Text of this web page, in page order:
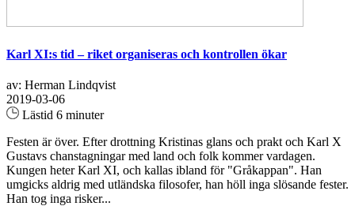
Karl XI:s tid – riket organiseras och kontrollen ökar
av: Herman Lindqvist
2019-03-06
Lästid 6 minuter
Festen är över. Efter drottning Kristinas glans och prakt och Karl X
Gustavs chanstagningar med land och folk kommer vardagen.
Kungen heter Karl XI, och kallas ibland för "Gråkappan". Han
umgicks aldrig med utländska filosofer, han höll inga slösande fester.
Han tog inga risker...